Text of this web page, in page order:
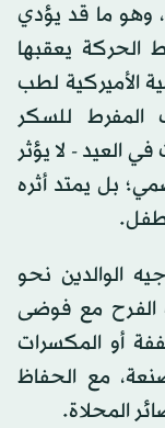
وهو ما قد يؤدي
الحركة يعقبها
الأميركية لطب
المفرط للسكر
العيد - لا يؤثر
بل يمتد أثره
الوالدين نحو
الفرح مع فوضى
أو المكسرات
مع الحفاظ
المحلاة.